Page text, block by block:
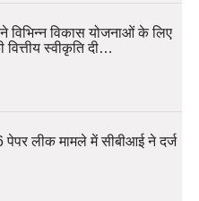
विभिन्न विकास योजनाओं के लिए
स्वीकृति दी…
पेपर लीक मामले में सीबीआई ने दर्ज